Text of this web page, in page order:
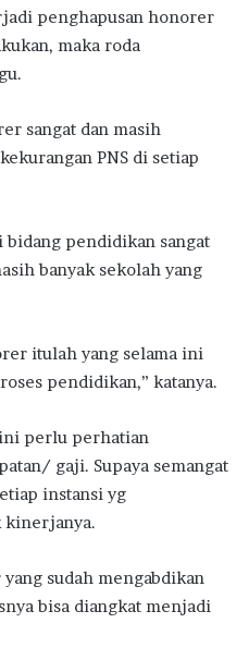
penghapusan honorer
maka roda
sangat dan masih
PNS di setiap
bidang pendidikan sangat
banyak sekolah yang
itulah yang selama ini
pendidikan,” katanya.
perlu perhatian
gaji. Supaya semangat
instansi yg
kinerjanya.
sudah mengabdikan
bisa diangkat menjadi